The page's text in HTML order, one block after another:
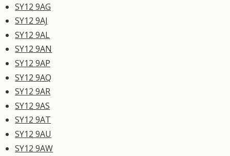
SY12 9AG
SY12 9AJ
SY12 9AL
SY12 9AN
SY12 9AP
SY12 9AQ
SY12 9AR
SY12 9AS
SY12 9AT
SY12 9AU
SY12 9AW